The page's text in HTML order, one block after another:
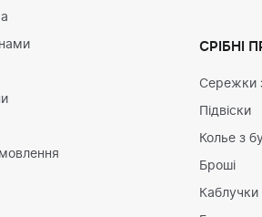
СРІБНІ
Сережки
Підвіски
Колье з
Броші
Каблучки